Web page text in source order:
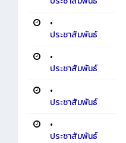
•
ประชาสัมพันธ์
•
ประชาสัมพันธ์
•
ประชาสัมพันธ์
•
ประชาสัมพันธ์